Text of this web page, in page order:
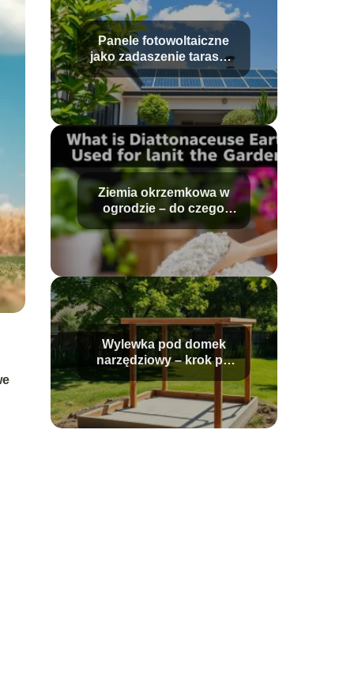
Panele fotowoltaiczne
jako zadaszenie tarasu –
jak zrobić?
Ziemia okrzemkowa w
ogrodzie – do czego
służy?
Wylewka pod domek
narzędziowy – krok po
kroku